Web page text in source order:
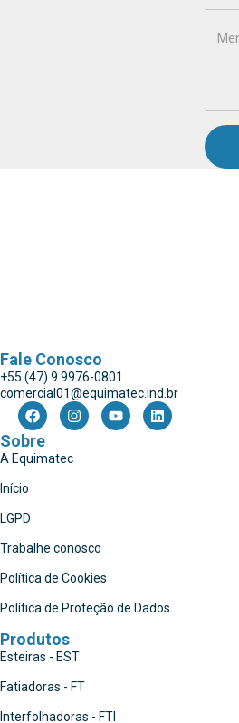
Fale Conosco
+55 (47) 9 9976-0801
comercial01@equimatec.ind.br
Sobre
A Equimatec
Início
LGPD
Trabalhe conosco
Política de Cookies
Política de Proteção de Dados
Produtos
Esteiras - EST
Fatiadoras - FT
Interfolhadoras - FTI